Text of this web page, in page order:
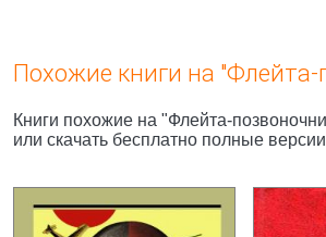
Похожие книги на "Флейта-
Книги похожие на "Флейта-
или скачать бесплатно полные